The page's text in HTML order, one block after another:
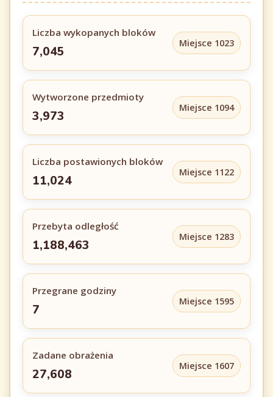
Liczba wykopanych bloków
7,045
Miejsce 1023
Wytworzone przedmioty
3,973
Miejsce 1094
Liczba postawionych bloków
11,024
Miejsce 1122
Przebyta odległość
1,188,463
Miejsce 1283
Przegrane godziny
7
Miejsce 1595
Zadane obrażenia
27,608
Miejsce 1607